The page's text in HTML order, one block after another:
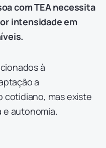
com TEA necessita
intensidade em
à
a
cotidiano, mas existe
e autonomia.